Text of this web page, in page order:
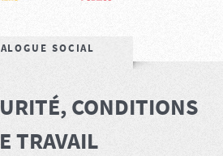
SOCIAL
CONDITIONS
TRAVAIL